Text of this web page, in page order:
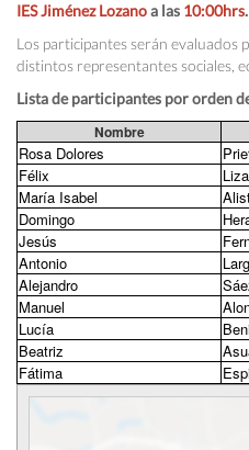
IES Jiménez Lozanoa las 10:00hrs.
Los participantes serán
distintos representantes sociales,
Lista de participantes por orden
Nombre
Rosa Dolores
Félix
María Isabel
Domingo
Jesús
Antonio
Alejandro
Manuel
Lucía
Beatriz
Fátima